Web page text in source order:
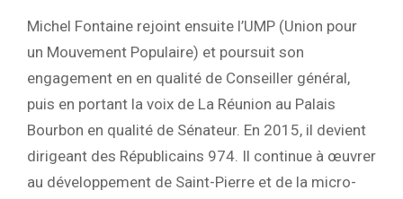
Michel Fontaine rejoint ensuite l’UMP (Union pour
un Mouvement Populaire) et poursuit son
engagement en en qualité de Conseiller général,
puis en portant la voix de La Réunion au Palais
Bourbon en qualité de Sénateur. En 2015, il devient
dirigeant des Républicains 974. Il continue à œuvrer
au développement de Saint-Pierre et de la micro-